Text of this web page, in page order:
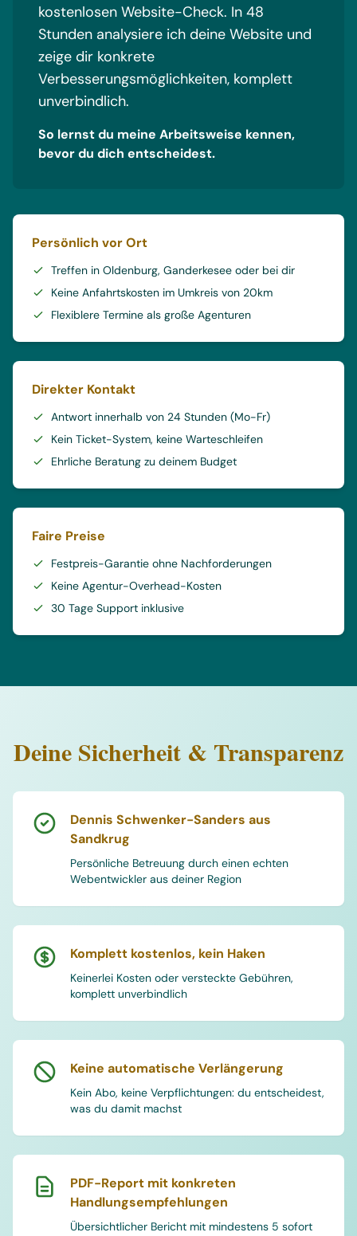
kostenlosen Website-Check. In 48
Stunden analysiere ich deine Website und
zeige dir konkrete
Verbesserungsmöglichkeiten, komplett
unverbindlich.
So lernst du meine Arbeitsweise kennen,
bevor du dich entscheidest.
Persönlich vor Ort
Treffen in Oldenburg, Ganderkesee oder bei dir
Keine Anfahrtskosten im Umkreis von 20km
Flexiblere Termine als große Agenturen
Direkter Kontakt
Antwort innerhalb von 24 Stunden (Mo-Fr)
Kein Ticket-System, keine Warteschleifen
Ehrliche Beratung zu deinem Budget
Faire Preise
Festpreis-Garantie ohne Nachforderungen
Keine Agentur-Overhead-Kosten
30 Tage Support inklusive
Deine Sicherheit & Transparenz
Dennis Schwenker-Sanders aus
Sandkrug
Persönliche Betreuung durch einen echten
Webentwickler aus deiner Region
Komplett kostenlos, kein Haken
Keinerlei Kosten oder versteckte Gebühren,
komplett unverbindlich
Keine automatische Verlängerung
Kein Abo, keine Verpflichtungen: du entscheidest,
was du damit machst
PDF-Report mit konkreten
Handlungsempfehlungen
Übersichtlicher Bericht mit mindestens 5 sofort